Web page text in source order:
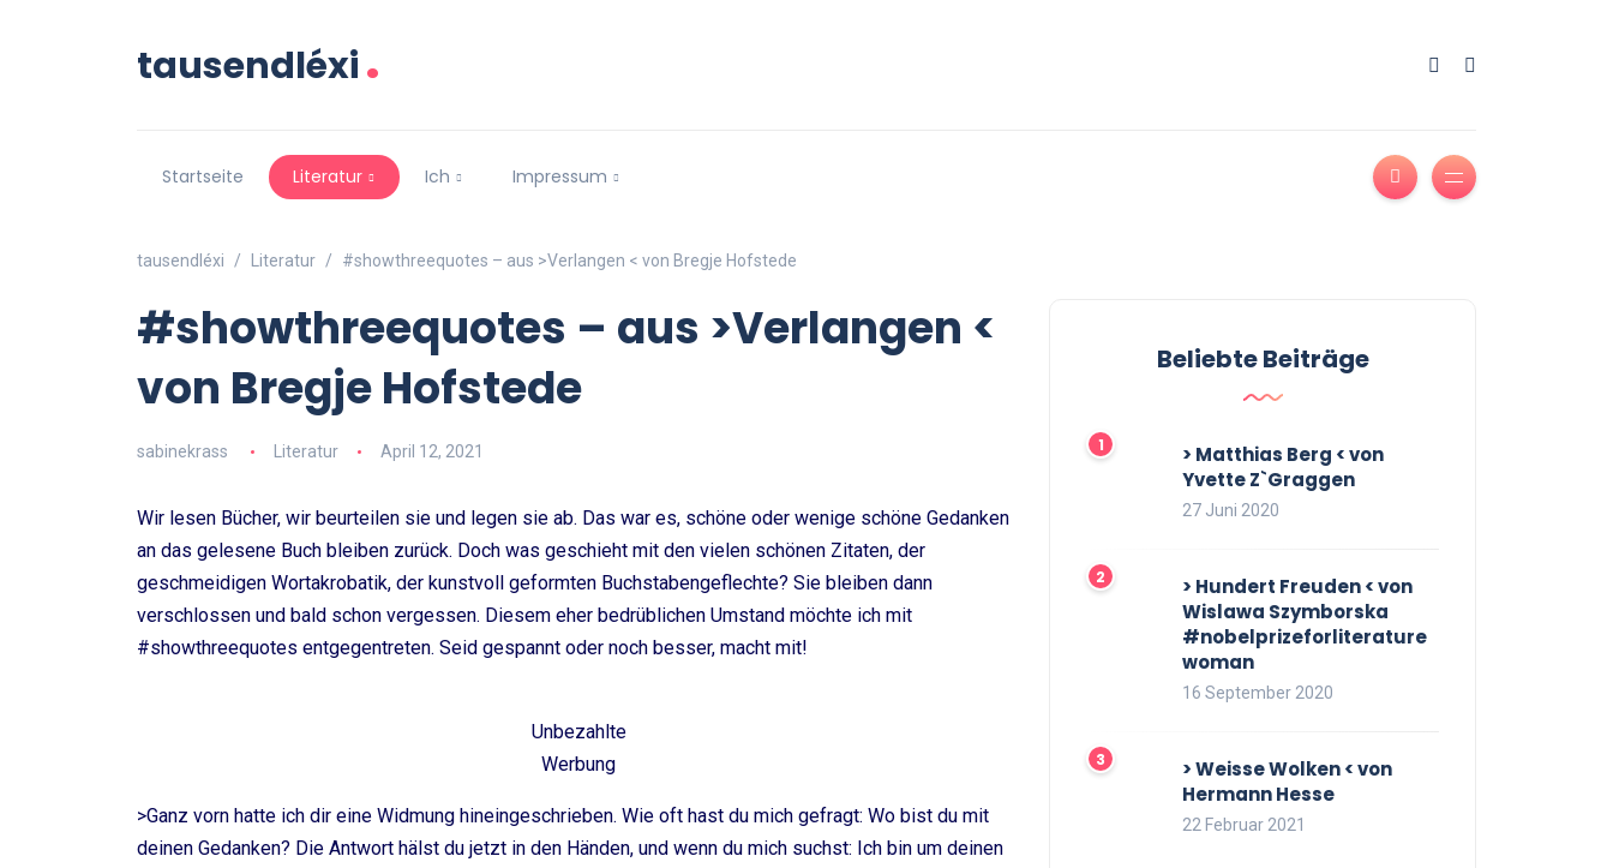
tausendléxi.
Startseite Literatur Ich Impressum
tausendléxi Literatur #showthreequotes – aus >Verlangen < von Bregje Hofstede
#showthreequotes – aus >Verlangen <
von Bregje Hofstede
sabinekrass Literatur April 12, 2021
Wir lesen Bücher, wir beurteilen sie und legen sie ab. Das war es, schöne oder wenige schöne Gedanken
an das gelesene Buch bleiben zurück. Doch was geschieht mit den vielen schönen Zitaten, der
geschmeidigen Wortakrobatik, der kunstvoll geformten Buchstabengeflechte? Sie bleiben dann
verschlossen und bald schon vergessen. Diesem eher bedrüblichen Umstand möchte ich mit
#showthreequotes entgegentreten. Seid gespannt oder noch besser, macht mit!
Unbezahlte
Werbung
>Ganz vorn hatte ich dir eine Widmung hineingeschrieben. Wie oft hast du mich gefragt: Wo bist du mit
deinen Gedanken? Die Antwort hälst du jetzt in den Händen, und wenn du mich suchst: Ich bin um deinen
Beliebte Beiträge
> Matthias Berg < von
Yvette Z`Graggen
27 Juni 2020
> Hundert Freuden < von
Wislawa Szymborska
#nobelprizeforliterature
woman
16 September 2020
> Weisse Wolken < von
Hermann Hesse
22 Februar 2021